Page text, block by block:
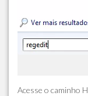
Acesse o caminho